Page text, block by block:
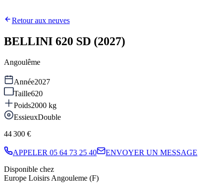
Retour aux neuves
BELLINI 620 SD (2027)
Angoulême
Année2027
Taille620
Poids2000 kg
EssieuxDouble
44 300 €
APPELER 05 64 73 25 40
ENVOYER UN MESSAGE
Disponible chez
Europe Loisirs Angouleme (F)